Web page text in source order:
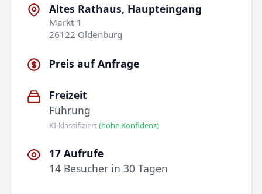
Altes Rathaus, Haupteingang
Markt 1
26122 Oldenburg
Preis auf Anfrage
Freizeit
Führung
KI-klassifiziert(hohe Konfidenz)
17 Aufrufe
14 Besucher in 30 Tagen